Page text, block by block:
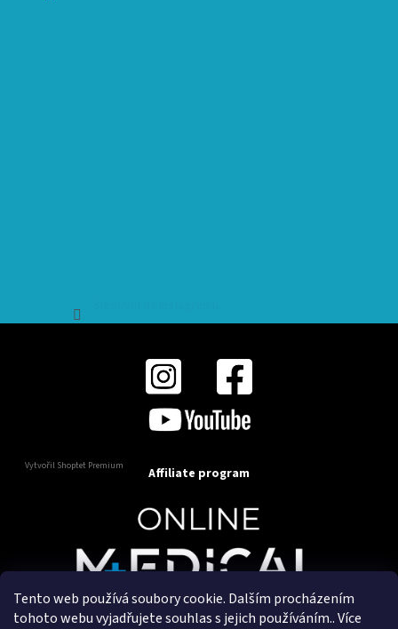
Tento web používá soubory cookie. Dalším procházením
tohoto webu vyjadřujete souhlas s jejich používáním.. Více
Vytvořil Shoptet Premium Affiliate program
Copyright 2025OnlineMedical.cz. Všechna práva